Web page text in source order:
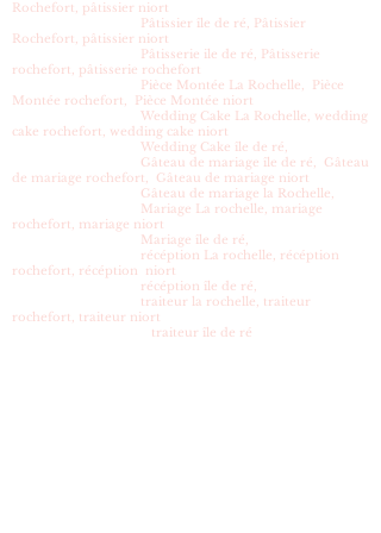
Rochefort, pâtissier niort
Pâtissier île de ré, Pâtissier
Rochefort, pâtissier niort
Pâtisserie ile de ré, Pâtisserie
rochefort, pâtisserie rochefort
Pièce Montée La Rochelle, Pièce
Montée rochefort, Pièce Montée niort
Wedding Cake La Rochelle, wedding
cake rochefort, wedding cake niort
Wedding Cake île de ré,
Gâteau de mariage île de ré, Gâteau
de mariage rochefort, Gâteau de mariage niort
Gâteau de mariage la Rochelle,
Mariage La rochelle, mariage
rochefort, mariage niort
Mariage île de ré,
récéption La rochelle, récéption
rochefort, récéption niort
récéption île de ré,
traiteur la rochelle, traiteur
rochefort, traiteur niort
traiteur île de ré